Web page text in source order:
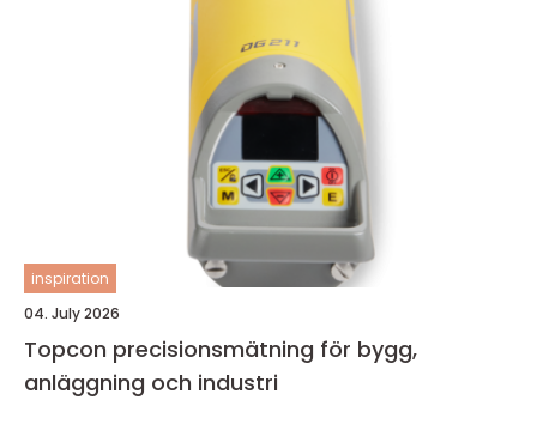
inspiration
04. July 2026
Topcon precisionsmätning för bygg,
anläggning och industri